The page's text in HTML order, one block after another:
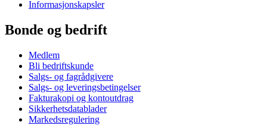
Informasjonskapsler
Bonde og bedrift
Medlem
Bli bedriftskunde
Salgs- og fagrådgivere
Salgs- og leveringsbetingelser
Fakturakopi og kontoutdrag
Sikkerhetsdatablader
Markedsregulering